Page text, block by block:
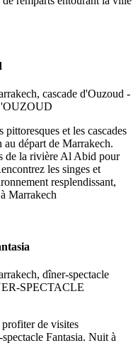
et les cascades
au départ de Marrakech.
de la rivière Al Abid pour
les singes et
resplendissant,
Marrakech
profiter de visites
Fantasia. Nuit à